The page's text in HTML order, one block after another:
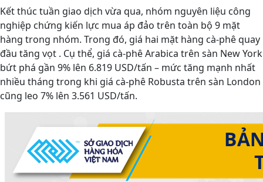
Kết thúc tuần giao dịch vừa qua, nhóm nguyên liệu công
nghiệp chứng kiến lực mua áp đảo trên toàn bộ 9 mặt
hàng trong nhóm. Trong đó, giá hai mặt hàng cà-phê quay
đầu tăng vọt . Cụ thể, giá cà-phê Arabica trên sàn New York
bứt phá gần 9% lên 6.819 USD/tấn – mức tăng mạnh nhất
nhiều tháng trong khi giá cà-phê Robusta trên sàn London
cũng leo 7% lên 3.561 USD/tấn.